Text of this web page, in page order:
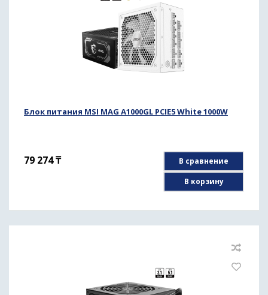
Блок питания MSI MAG A1000GL PCIE5 White 1000W
79 274₸
В сравнение
В корзину